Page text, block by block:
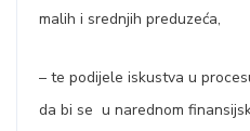
malih i srednjih preduzeća,
– te podijele iskustva u
da bi se u narednom